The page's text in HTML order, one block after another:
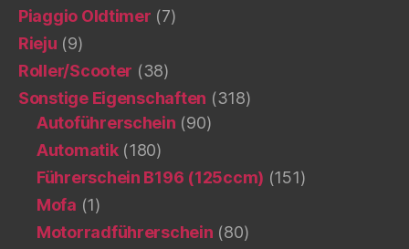
Piaggio Oldtimer (7)
Rieju (9)
Roller/Scooter (38)
Sonstige Eigenschaften (318)
Autoführerschein (90)
Automatik(180)
Führerschein B196 (125ccm) (151)
Mofa (1)
Motorradführerschein (80)